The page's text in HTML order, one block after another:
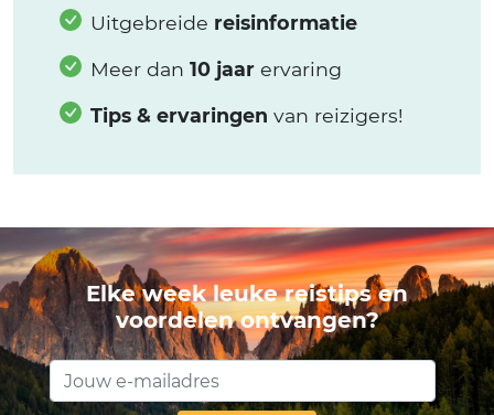
Uitgebreide reisinformatie
Meer dan 10 jaar ervaring
Tips & ervaringen van reizigers!
Elke week leuke reistips en
voordelen ontvangen?